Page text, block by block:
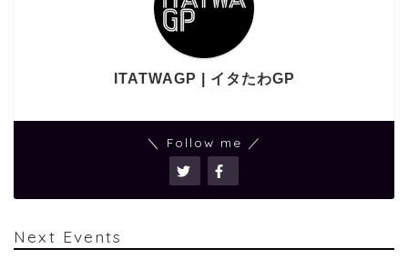
ITATWAGP | イタたわGP
＼ Follow me ／
Next Events